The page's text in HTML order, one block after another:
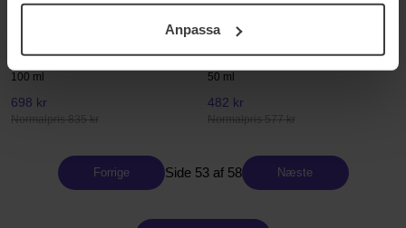
samt vår Integritetspolicy.Anpassa
Normalpris 577 kr
Legend Red
100 ml
698 kr
Normalpris 835 kr
Legend Spirit
50 ml
482 kr
Normalpris 577 kr
Forrige Side 53 af 58 Næste